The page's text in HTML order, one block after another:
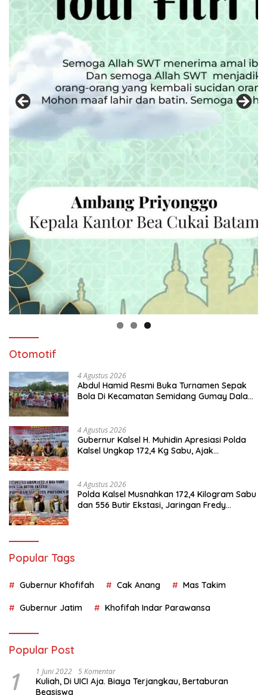
Otomotif
4 Agustus 2026
Abdul Hamid Resmi Buka Turnamen Sepak
Bola Di Kecamatan Semidang Gumay Dalam
4 Agustus 2026
Gubernur Kalsel H. Muhidin Apresiasi Polda
Kalsel Ungkap 172,4 Kg Sabu, Ajak
4 Agustus 2026
Polda Kalsel Musnahkan 172,4 Kilogram Sabu
dan 556 Butir Ekstasi, Jaringan Fredy
Popular Tags
Gubernur Khofifah Cak Anang Mas Takim
Gubernur Jatim Khofifah Indar Parawansa
Popular Post
1 1 Juni 2022 5 Komentar
Kuliah, Di UICI Aja. Biaya Terjangkau, Bertaburan
Beasiswa